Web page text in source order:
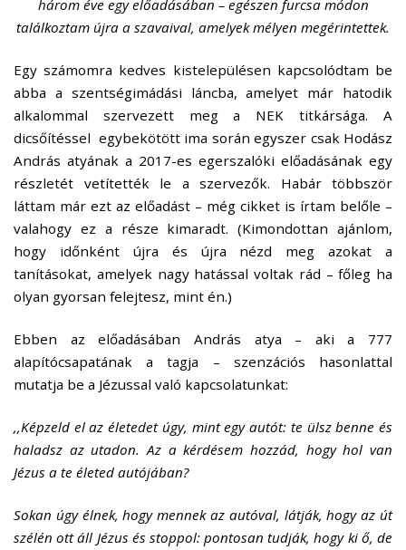
három éve egy előadásában – egészen furcsa módon
találkoztam újra a szavaival, amelyek mélyen megérintettek.
Egy számomra kedves kistelepülésen kapcsolódtam be
abba a szentségimádási láncba, amelyet már hatodik
alkalommal szervezett meg a NEK titkársága. A
dicsőítéssel egybekötött ima során egyszer csak Hodász
András atyának a 2017-es egerszalóki előadásának egy
részletét vetítették le a szervezők. Habár többször
láttam már ezt az előadást – még cikket is írtam belőle –
valahogy ez a része kimaradt. (Kimondottan ajánlom,
hogy időnként újra és újra nézd meg azokat a
tanításokat, amelyek nagy hatással voltak rád – főleg ha
olyan gyorsan felejtesz, mint én.)
Ebben az előadásában András atya – aki a 777
alapítócsapatának a tagja – szenzációs hasonlattal
mutatja be a Jézussal való kapcsolatunkat:
,,Képzeld el az életedet úgy, mint egy autót: te ülsz benne és
haladsz az utadon. Az a kérdésem hozzád, hogy hol van
Jézus a te életed autójában?
Sokan úgy élnek, hogy mennek az autóval, látják, hogy az út
szélén ott áll Jézus és stoppol: pontosan tudják, hogy ki ő, de